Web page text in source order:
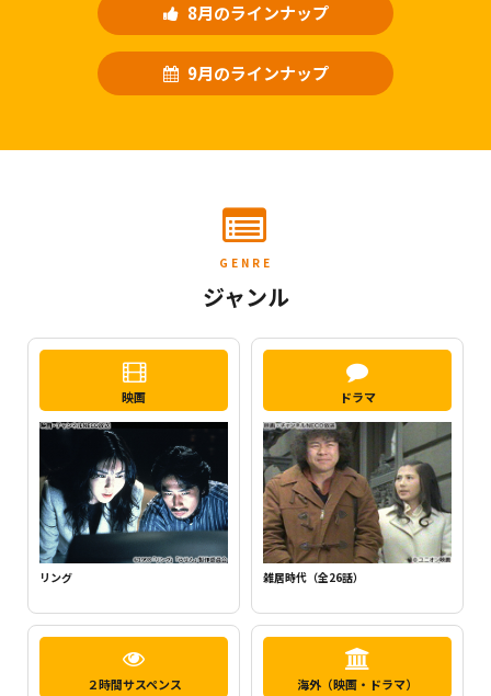
8月のラインナップ
9月のラインナップ
GENRE
ジャンル
映画
らせん
ドラマ
新・ミナミの帝王1（千原ジュニア主
２時間サスペンス 海外（映画・ドラマ）